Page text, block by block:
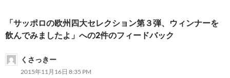
ョ
ン
「サッポロの欧州四大セレクション第３弾、ウィンナーを
飲んでみましたよ」への2件のフィードバック
くさっきー
2015年11月16日 8:35 PM